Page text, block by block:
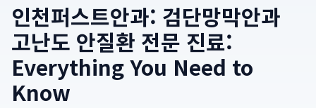
인천퍼스트안과: 검단망막안과
고난도 안질환 전문 진료:
Everything You Need to
Know